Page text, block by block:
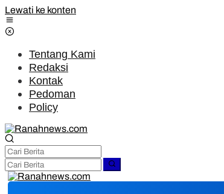
Lewati ke konten
Tentang Kami
Redaksi
Kontak
Pedoman
Policy